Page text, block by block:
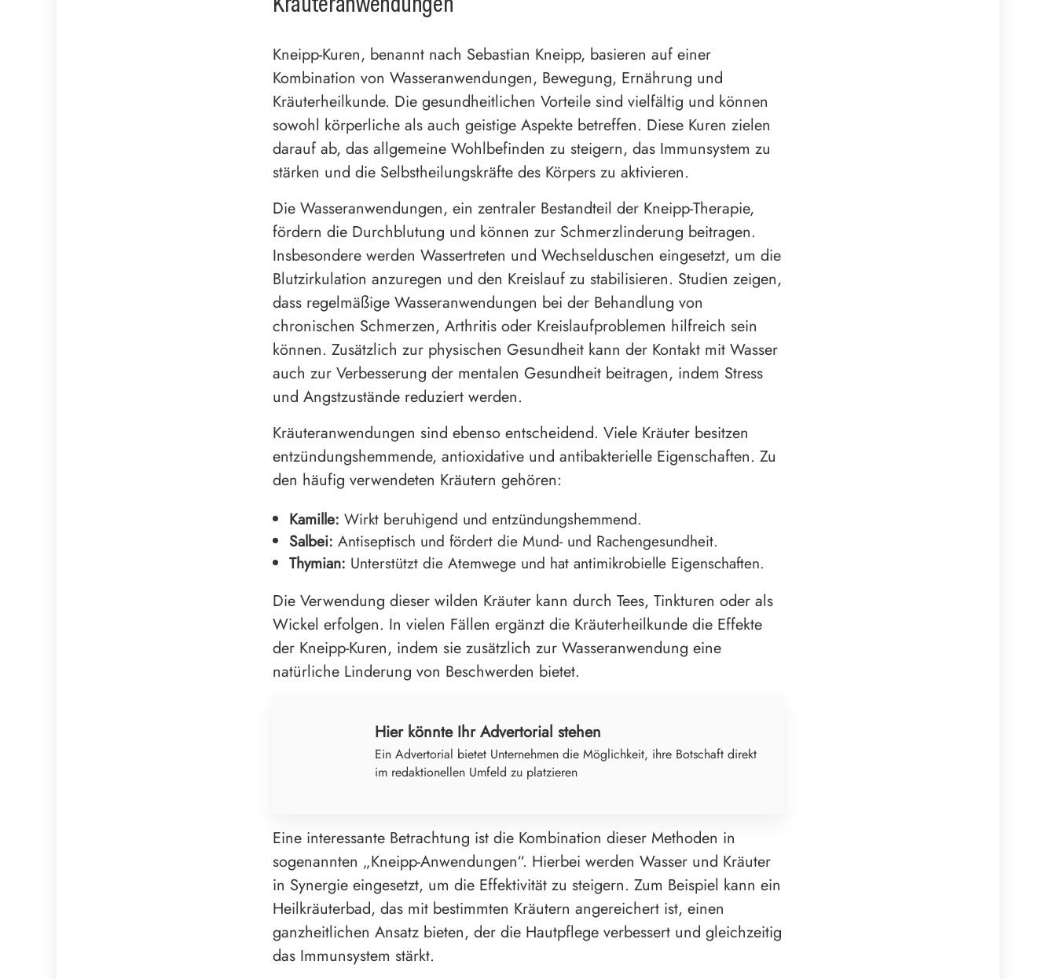
Kneipp-Kuren, benannt nach Sebastian Kneipp, basieren auf einer
Kombination von Wasseranwendungen, Bewegung, Ernährung und
Kräuterheilkunde. Die gesundheitlichen Vorteile sind vielfältig und können
sowohl körperliche als auch geistige Aspekte betreffen. Diese Kuren zielen
darauf ab, das allgemeine Wohlbefinden zu steigern, das Immunsystem zu
stärken und die Selbstheilungskräfte des Körpers zu aktivieren.
Die Wasseranwendungen, ein zentraler Bestandteil der Kneipp-Therapie,
fördern die Durchblutung und können zur Schmerzlinderung beitragen.
Insbesondere werden Wassertreten und Wechselduschen eingesetzt, um die
Blutzirkulation anzuregen und den Kreislauf zu stabilisieren. Studien zeigen,
dass regelmäßige Wasseranwendungen bei der Behandlung von
chronischen Schmerzen, Arthritis oder Kreislaufproblemen hilfreich sein
können. Zusätzlich zur physischen Gesundheit kann der Kontakt mit Wasser
auch zur Verbesserung der mentalen Gesundheit beitragen, indem Stress
und Angstzustände reduziert werden.
Kräuteranwendungen sind ebenso entscheidend. Viele Kräuter besitzen
entzündungshemmende, antioxidative und antibakterielle Eigenschaften. Zu
den häufig verwendeten Kräutern gehören:
Kamille: Wirkt beruhigend und entzündungshemmend.
Salbei: Antiseptisch und fördert die Mund- und Rachengesundheit.
Thymian: Unterstützt die Atemwege und hat antimikrobielle Eigenschaften.
Die Verwendung dieser wilden Kräuter kann durch Tees, Tinkturen oder als
Wickel erfolgen. In vielen Fällen ergänzt die Kräuterheilkunde die Effekte
der Kneipp-Kuren, indem sie zusätzlich zur Wasseranwendung eine
natürliche Linderung von Beschwerden bietet.
Hier könnte Ihr Advertorial stehen
Ein Advertorial bietet Unternehmen die Möglichkeit, ihre Botschaft direkt
im redaktionellen Umfeld zu platzieren
Eine interessante Betrachtung ist die Kombination dieser Methoden in
sogenannten „Kneipp-Anwendungen“. Hierbei werden Wasser und Kräuter
in Synergie eingesetzt, um die Effektivität zu steigern. Zum Beispiel kann ein
Heilkräuterbad, das mit bestimmten Kräutern angereichert ist, einen
ganzheitlichen Ansatz bieten, der die Hautpflege verbessert und gleichzeitig
das Immunsystem stärkt.